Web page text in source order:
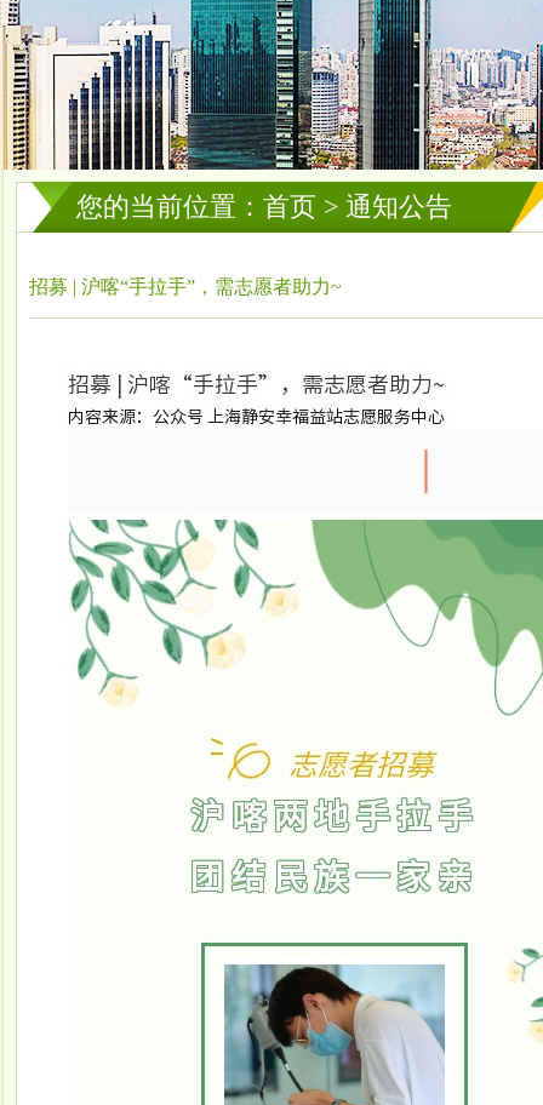
您的当前位置：首页 > 通知公告
招募 | 沪喀“手拉手”，需志愿者助力~